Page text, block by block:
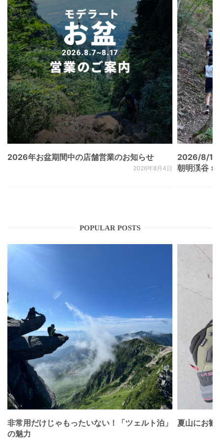
2026年お盆期間中の店舗営業のお知らせ
2026年8月4日
2026/8/
朝明渓谷 ×
POPULAR POSTS
非常用だけじゃもったいない！「ツェルト泊」
の魅力
夏山にお